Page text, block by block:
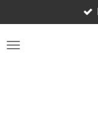
direct
naar